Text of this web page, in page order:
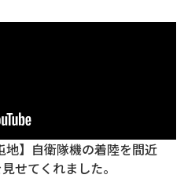
地】自衛隊機の着陸を間近
せてくれました。